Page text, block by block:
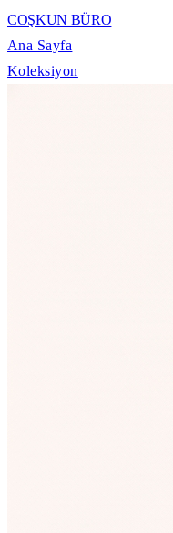
COŞKUN BÜRO
Ana Sayfa
Koleksiyon